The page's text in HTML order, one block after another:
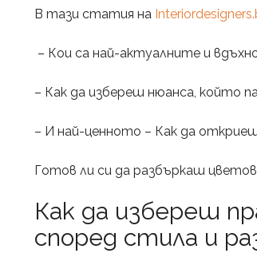
В тази статия на
– Кои са най-актуалните и
– Как да избереш нюанса, който
– И най-ценното – Как да
Готов ли си да разбъркаш
Как да избереш
според стила и